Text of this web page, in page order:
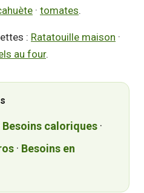
· tomates.
: Ratatouille maison ·
au four.
Besoins caloriques ·
· Besoins en